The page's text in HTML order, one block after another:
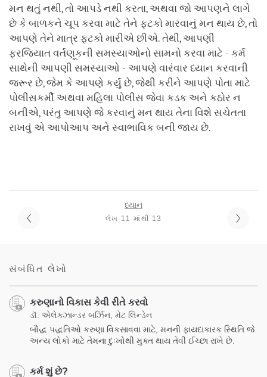
મન થતું નથી, તો આપડે નથી કરતા, અથવા જો આપણને લાગે
છે કે બાળકને ચૂપ કરવા માટે તેને ફટકો મારવાનું મન થાય છે, તો
આપણે તેને માત્ર ફટકો મારીએ છીએ. તેથી, આપણી
ફરજિયાત વર્તણૂકની સમસ્યાઓનો સામનો કરવા માટે - કર્મ
સાથેની આપણી સમસ્યાઓ - આપણે વારંવાર ધ્યાન કરવાની
જરૂર છે, જેમ કે આપણે કર્યું છે, જેથી કરીને આપણે પોતા માટે
પોલીસકર્મી અથવા મહિલા પોલીસ જેવા કડક અને કઠોર ન
બનીએ, પરંતુ આપણે જે કરવાનું મન થાય તેના વિશે સચેતતા
રાખવું એ આપોઆપ અને સ્વાભાવિક બની જાય છે.
ધ્યાન
લેખ 11 માંથી 13
સંબંધિત લેખો
કરુણાનો વિકાસ કેવી રીતે કરવો
ડૉ. એલેક્ઝાન્ડર બર્ઝિન, મેટ લિન્ડેન
બૌદ્ધ પદ્ધતિઓ કરુણા વિકસાવવા માટે, મનની ફાયદાકારક સ્થિતિ જે
અન્ય લોકો માટે તેમના દુઃખોથી મુક્ત થાય તેવી ઈચ્છા રાખે છે.
કર્મ શું છે?